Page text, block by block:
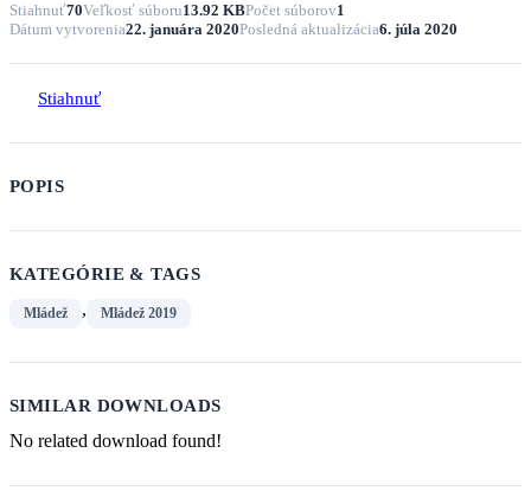
Stiahnuť70Veľkosť súboru13.92 KBPočet súborov1
Dátum vytvorenia22. januára 2020Posledná aktualizácia6. júla 2020
Stiahnuť
POPIS
KATEGÓRIE & TAGS
Mládež , Mládež 2019
SIMILAR DOWNLOADS
No related download found!